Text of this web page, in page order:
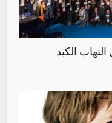
الكبد